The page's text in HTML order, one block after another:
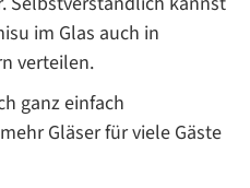
im Glas auch in
verteilen.
ganz einfach
Gläser für viele Gäste